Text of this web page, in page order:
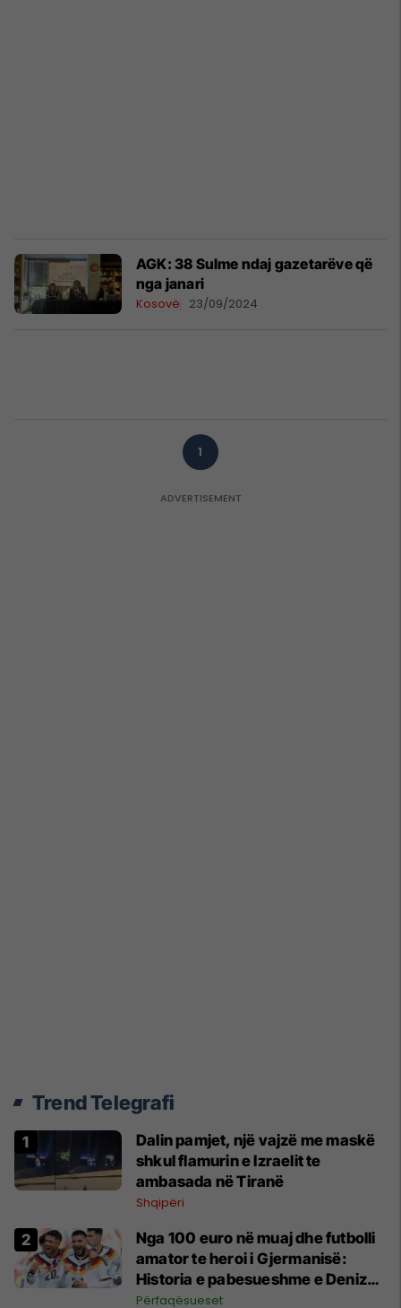
AGK: 38 Sulme ndaj gazetarëve që
nga janari
Kosovë 23/09/2024
1
Trend Telegrafi
Dalin pamjet, një vajzë me maskë
shkul flamurin e Izraelit te
ambasada në Tiranë
Shqipëri
Nga 100 euro në muaj dhe futbolli
amator te heroi i Gjermanisë:
Historia e pabesueshme e Deniz
Undav që refuzoi të dorëzohej
Përfaqësueset